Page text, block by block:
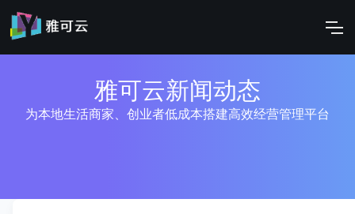
雅可云新闻动态
为本地生活商家、创业者低成本搭建高效经营管理平台